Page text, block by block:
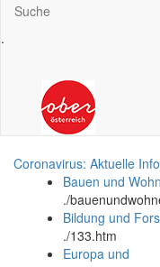
Suche
.
Coronavirus: Aktuelle
Bauen und
./
Bildung und
./133.htm
Europa und